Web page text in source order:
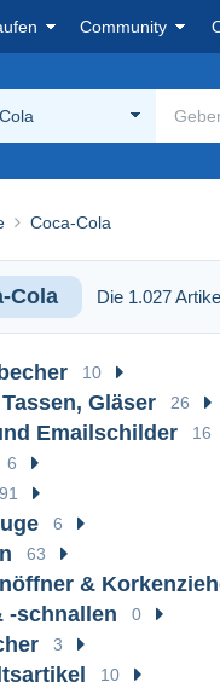
Community
Coca-Cola
Cola Die 1.027
10
Gläser 26
Emailschilder 16
6
91
6
63
&
-schnallen 0
3
10